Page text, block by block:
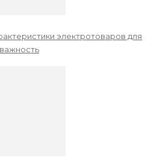
электротоваров для